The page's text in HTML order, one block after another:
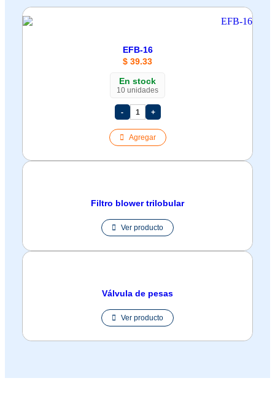
EFB-16
$ 39.33
En stock
10 unidades
- 1 +
Agregar
Filtro blower trilobular
Ver producto
Válvula de pesas
Ver producto